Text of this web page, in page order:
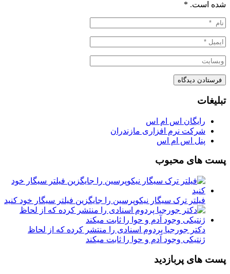
شده است. *
تبلیغات
رایگان اس ام اس
شرکت نرم افزاری مازندران
پنل اس ام اس
پست های محبوب
فیلتر ترک سیگار نیکوپرسین را جایگزین فیلتر سیگار خود کنید
دکتر جورجیا پردوم اسنادی را منتشر کرده که از لحاظ
ژنتیکی وجود آدم و حوا را ثابت میکند
پست های پربازدید